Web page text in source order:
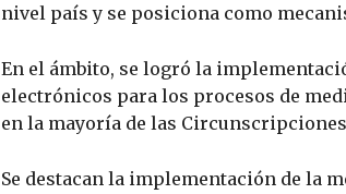
nivel país y se posiciona como
En el ámbito, se logró la
electrónicos para los procesos de
en la mayoría de las
Se destacan la implementación de la